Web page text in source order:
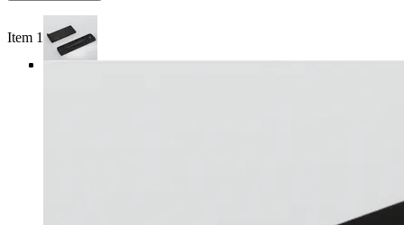
Item 1 of 4